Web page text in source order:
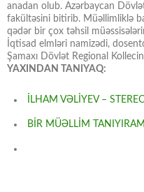
anadan olub. Azərbaycan
fakültəsini bitirib. Müəllimliklə
qədər bir çox təhsil
İqtisad elmləri namizədi,
Şamaxı Dövlət Regional
YAXINDAN TANIYAQ:
İLHAM VƏLİYEV –
BİR MÜƏLLİM